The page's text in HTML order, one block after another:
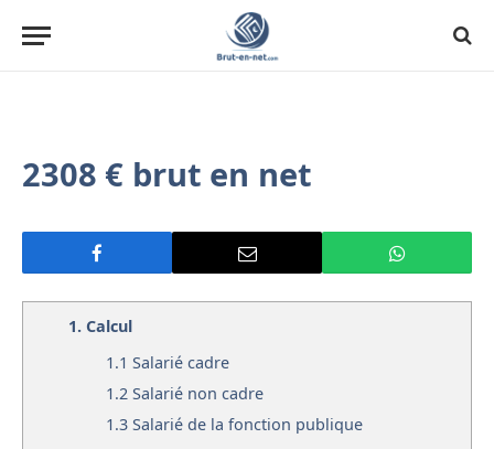
2308 € brut en net
1. Calcul
1.1 Salarié cadre
1.2 Salarié non cadre
1.3 Salarié de la fonction publique